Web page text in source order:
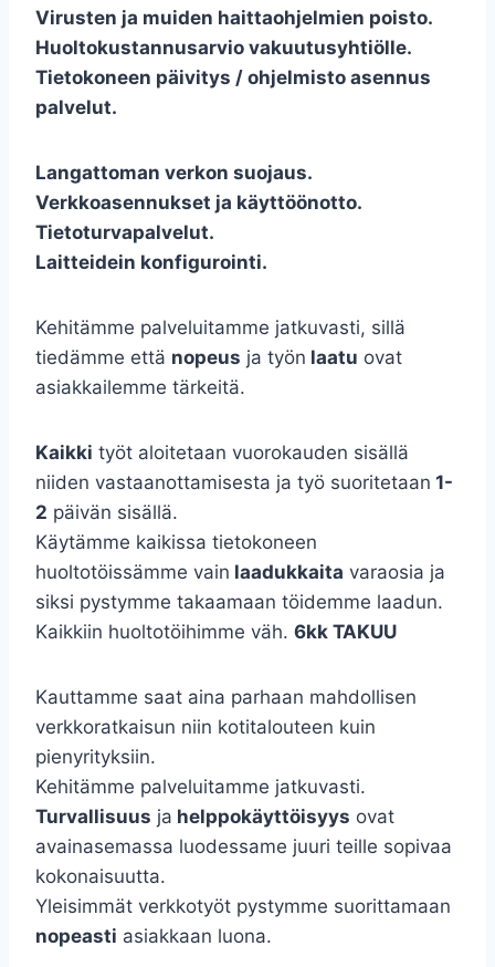
Virusten ja muiden haittaohjelmien poisto.
Huoltokustannusarvio vakuutusyhtiölle.
Tietokoneen päivitys / ohjelmisto asennus
palvelut.
Langattoman verkon suojaus.
Verkkoasennukset ja käyttöönotto.
Tietoturvapalvelut.
Laitteidein konfigurointi.
Kehitämme palveluitamme jatkuvasti, sillä
tiedämme että nopeus ja työn laatu ovat
asiakkailemme tärkeitä.
Kaikki työt aloitetaan vuorokauden sisällä
niiden vastaanottamisesta ja työ suoritetaan 1-
2 päivän sisällä.
Käytämme kaikissa tietokoneen
huoltotöissämme vain laadukkaita varaosia ja
siksi pystymme takaamaan töidemme laadun.
Kaikkiin huoltotöihimme väh. 6kk TAKUU
Kauttamme saat aina parhaan mahdollisen
verkkoratkaisun niin kotitalouteen kuin
pienyrityksiin.
Kehitämme palveluitamme jatkuvasti.
Turvallisuus ja helppokäyttöisyys ovat
avainasemassa luodessame juuri teille sopivaa
kokonaisuutta.
Yleisimmät verkkotyöt pystymme suorittamaan
nopeasti asiakkaan luona.